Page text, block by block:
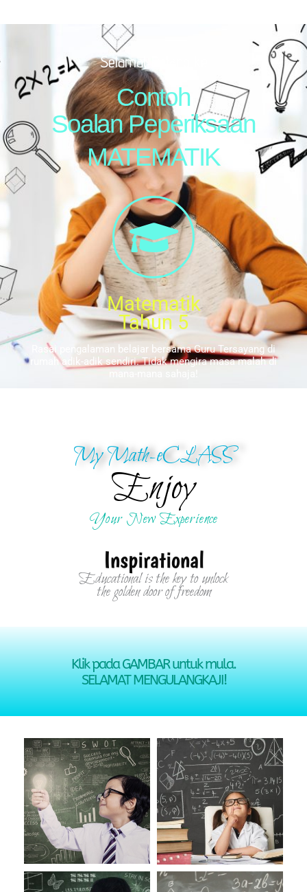
Selamat Datang ke
Contoh
Soalan Peperiksaan
MATEMATIK
Matematik
Tahun 5
Rasai pengalaman belajar bersama Guru Tersayang di
rumah adik-adik sendiri. Tidak mengira masa malah di
My Math-eCLASS
Enjoy
Your New Experience
Inspirational
Educational is the key to unlock
the golden door of freedom
Klik pada GAMBAR untuk mula.
SELAMAT MENGULANGKAJI!